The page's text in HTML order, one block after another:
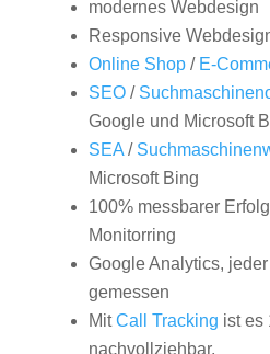
modernes Webdesign
Responsive
Online Shop/ E-
SEO/
Google und Microsoft
SEA/
Microsoft Bing
100% messbarer
Monitorring
Google Analytics,
gemessen
MitCall Tracking ist es
nachvollziehbar,